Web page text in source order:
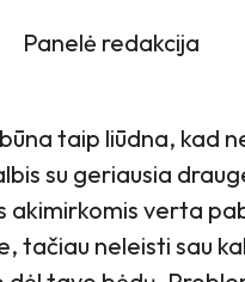
Panelė redakcija
taip liūdna, kad
su geriausia
akimirkomis verta
tačiau neleisti sau